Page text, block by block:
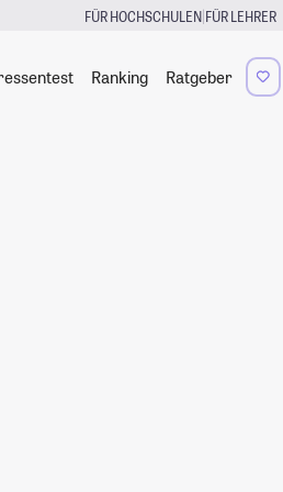
FÜR HOCHSCHULEN|FÜR LEHRER
Ranking Ratgeber